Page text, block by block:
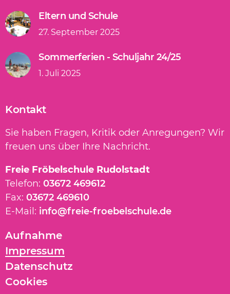
Eltern und Schule
27. September 2025
Sommerferien - Schuljahr 24/25
1. Juli 2025
Kontakt
Sie haben Fragen, Kritik oder Anregungen? Wir
freuen uns über Ihre Nachricht.
Freie Fröbelschule Rudolstadt
Telefon: 03672 469612
Fax: 03672 469610
E-Mail: info@freie-froebelschule.de
Navigation
überspringen
Aufnahme
Impressum
Datenschutz
Cookies